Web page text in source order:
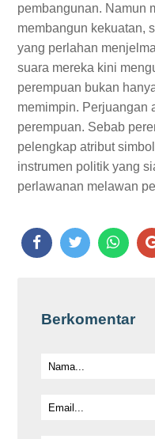
pembangunan. Namun
membangun kekuatan,
yang perlahan
suara mereka kini
perempuan bukan
memimpin. Perjuangan
perempuan. Sebab
pelengkap atribut
instrumen politik yang
perlawanan melawan
Berkomentar